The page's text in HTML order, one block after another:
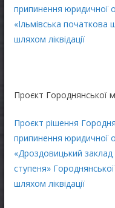
припинення юридичної
«Ільмівська початкова
шляхом ліквідації
Проєкт Городнянської
Проєкт рішення
припинення юридичної
«Дроздовицький заклад
ступеня» Городнянської
шляхом ліквідації